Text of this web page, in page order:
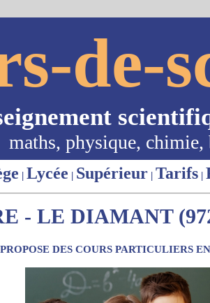
de-
maths, physique,
| Lycée | Supérieur | Tarifs |
- LE DIAMANT
DES COURS PARTICULIERS